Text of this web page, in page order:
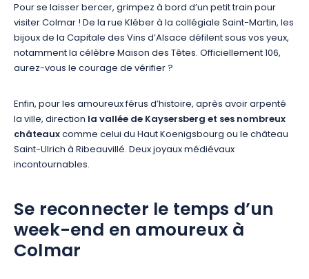
Pour se laisser bercer, grimpez à bord d’un petit train pour
visiter Colmar ! De la rue Kléber à la collégiale Saint-Martin, les
bijoux de la Capitale des Vins d’Alsace défilent sous vos yeux,
notamment la célèbre Maison des Têtes. Officiellement 106,
aurez-vous le courage de vérifier ?
Enfin, pour les amoureux férus d’histoire, après avoir arpenté
la ville, direction la vallée de Kaysersberg et ses nombreux
châteauxcomme celui du Haut Koenigsbourg ou le château
Saint-Ulrich à Ribeauvillé. Deux joyaux médiévaux
incontournables.
Se reconnecter le temps d’un
week-end en amoureux à
Colmar